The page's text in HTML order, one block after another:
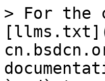
> For the